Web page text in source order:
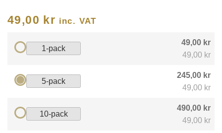
49,00 kr inc. VAT
1-pack
49,00 kr
49,00 kr
5-pack
245,00 kr
49,00 kr
10-pack
490,00 kr
49,00 kr